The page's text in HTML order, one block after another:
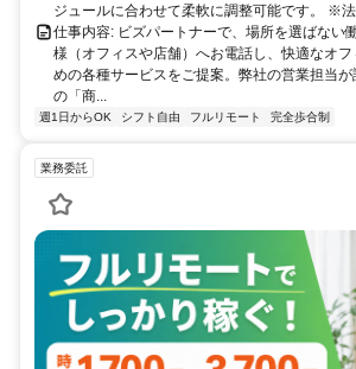
ジュールに合わせて柔軟に調整可能です。 ※法
仕事内容: ビズパートナーで、場所を選ばな
様（オフィスや店舗）へお電話し、快適なオ
めの各種サービスをご提案。弊社の営業担当
の「商...
週1日からOK シフト自由 フルリモート 完全歩合制
業務委託